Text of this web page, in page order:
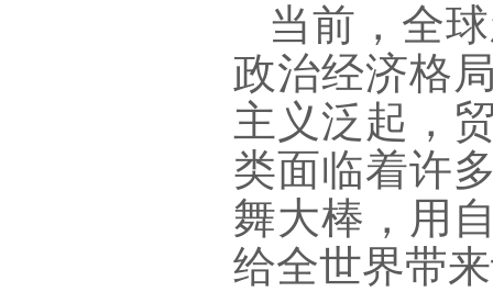
当前，全
政治经济格
主义泛起，
类面临着许
舞大棒，用
给全世界带